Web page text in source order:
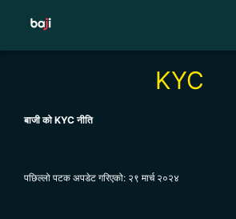
KYC
बाजी को KYC नीति
पछिल्लो पटक अपडेट गरिएको: २९ मार्च २०२४